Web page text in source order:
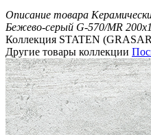
Описание товара
Бежево-серый G-570/MR
Коллекция STATEN
Другие товары коллекции